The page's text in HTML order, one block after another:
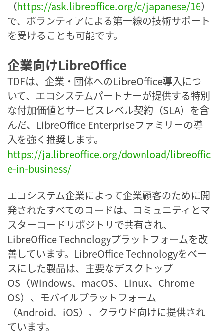
（https://ask.libreoffice.org/c/japanese/16）
で、ボランティアによる第一線の技術サポート
を受けることも可能です。
企業向けLibreOffice
TDFは、企業・団体へのLibreOffice導入につ
いて、エコシステムパートナーが提供する特別
な付加価値とサービスレベル契約（SLA）を含
んだ、LibreOffice Enterpriseファミリーの導
入を強く推奨します。
https://ja.libreoffice.org/download/libreoffic
e-in-business/
エコシステム企業によって企業顧客のために開
発されたすべてのコードは、コミュニティとマ
スターコードリポジトリで共有され、
LibreOffice Technologyプラットフォームを改
善しています。LibreOffice Technologyをベー
スにした製品は、主要なデスクトップ
OS（Windows、macOS、Linux、Chrome
OS）、モバイルプラットフォーム
（Android、iOS）、クラウド向けに提供され
ています。